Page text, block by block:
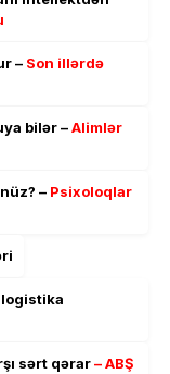
– Son illərdə
bilər –Alimlər
– Psixoloqlar
sərt qərar– ABŞ